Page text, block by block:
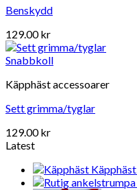
Benskydd
129.00kr
Snabbkoll
Käpphäst accessoarer
Sett grimma/tyglar
129.00kr
Latest
Käpphäst